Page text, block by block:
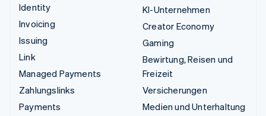
Identity
Invoicing
Issuing
Link
Managed Payments
Zahlungslinks
Payments
KI-Unternehmen
Creator Economy
Gaming
Bewirtung, Reisen und
Freizeit
Versicherungen
Medien und Unterhaltung